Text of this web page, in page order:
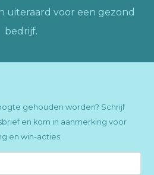
uiteraard voor een gezond
bedrijf.
gehouden worden? Schrijf
en kom in aanmerking voor
en win-acties.